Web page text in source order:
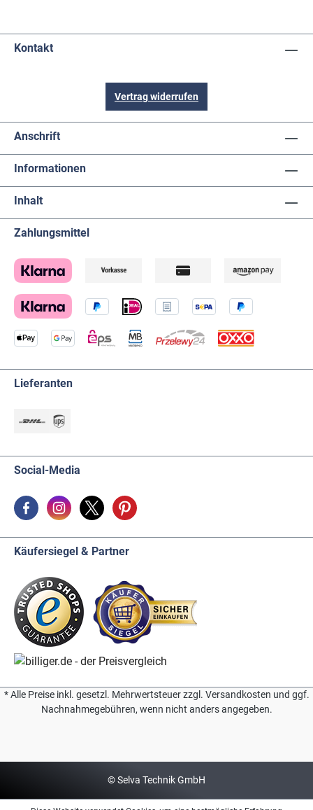
Kontakt
Vertrag widerrufen
Anschrift
Informationen
Inhalt
Zahlungsmittel
Lieferanten
Social-Media
Käufersiegel & Partner
* Alle Preise inkl. gesetzl. Mehrwertsteuer zzgl. Versandkosten und ggf.
Nachnahmegebühren, wenn nicht anders angegeben.
© Selva Technik GmbH